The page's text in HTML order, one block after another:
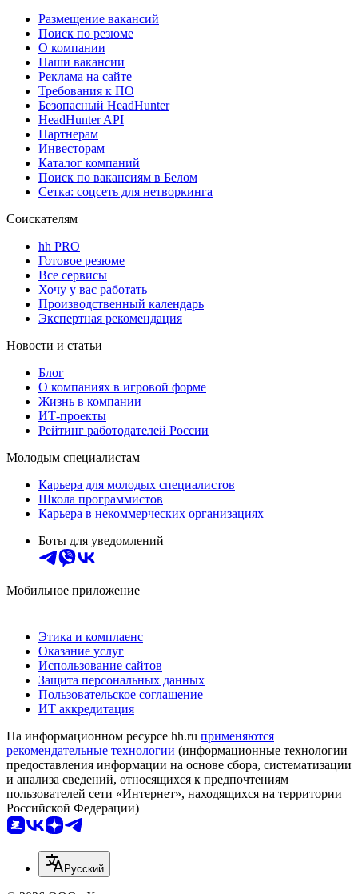
Размещение вакансий
Поиск по резюме
О компании
Наши вакансии
Реклама на сайте
Требования к ПО
Безопасный HeadHunter
HeadHunter API
Партнерам
Инвесторам
Каталог компаний
Поиск по вакансиям в Белом
Сетка: соцсеть для нетворкинга
Соискателям
hh PRO
Готовое резюме
Все сервисы
Хочу у вас работать
Производственный календарь
Экспертная рекомендация
Новости и статьи
Блог
О компаниях в игровой форме
Жизнь в компании
ИТ-проекты
Рейтинг работодателей России
Молодым специалистам
Карьера для молодых специалистов
Школа программистов
Карьера в некоммерческих организациях
Боты для уведомлений
Мобильное приложение
Этика и комплаенс
Оказание услуг
Использование сайтов
Защита персональных данных
Пользовательское соглашение
ИТ аккредитация
На информационном ресурсе hh.ru применяются
рекомендательные технологии (информационные технологии
предоставления информации на основе сбора, систематизации
и анализа сведений, относящихся к предпочтениям
пользователей сети «Интернет», находящихся на территории
Российской Федерации)
Русский